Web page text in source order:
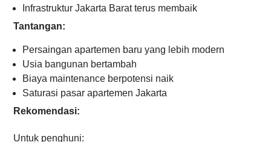
Infrastruktur Jakarta Barat terus membaik
Tantangan:
Persaingan apartemen baru yang lebih modern
Usia bangunan bertambah
Biaya maintenance berpotensi naik
Saturasi pasar apartemen Jakarta
Rekomendasi:
Untuk penghuni: